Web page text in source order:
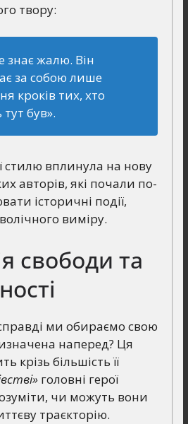
твору:
знає жалю. Він
за собою лише
кроків тих, хто
був».
стилю вплинула на нову
авторів, які почали по-
історичні події,
виміру.
свободи та
ми обираємо свою
наперед? Ця
крізь більшість її
головні герої
чи можуть вони
траєкторію.